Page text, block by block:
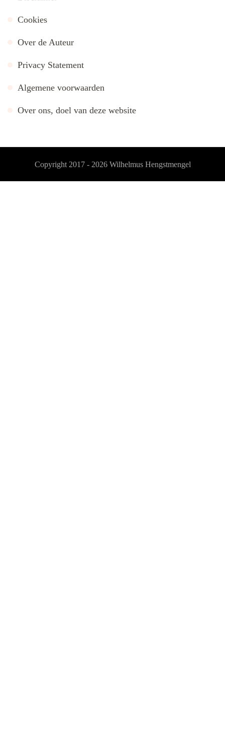
Cookies
Over de Auteur
Privacy Statement
Algemene voorwaarden
Over ons, doel van deze website
Copyright 2017 - 2026 Wilhelmus Hengstmengel